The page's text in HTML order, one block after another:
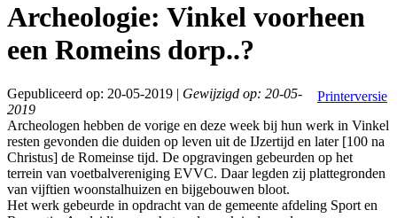
Archeologie: Vinkel voorheen
een Romeins dorp..?
Printerversie
Gepubliceerd op: 20-05-2019 | Gewijzigd op: 20-05-
2019
Archeologen hebben de vorige en deze week bij hun werk in Vinkel
resten gevonden die duiden op leven uit de IJzertijd en later [100 na
Christus] de Romeinse tijd. De opgravingen gebeurden op het
terrein van voetbalvereniging EVVC. Daar legden zij plattegronden
van vijftien woonstalhuizen en bijgebouwen bloot.
Het werk gebeurde in opdracht van de gemeente afdeling Sport en